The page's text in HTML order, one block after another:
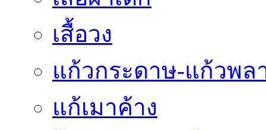
เสื้อวง
แก้วกระดาษ-แก้วพล
แก้เมาค้าง